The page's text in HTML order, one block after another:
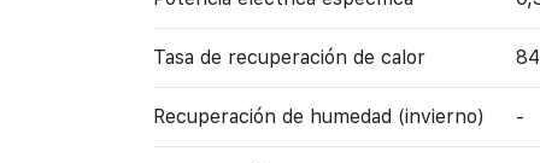
Tasa de recuperación de calor
Recuperación de humedad (invierno) -